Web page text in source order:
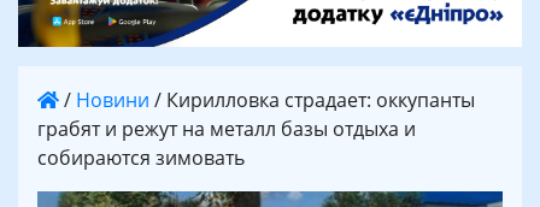
/ Новини / Кирилловка страдает: оккупанты
грабят и режут на металл базы отдыха и
собираются зимовать